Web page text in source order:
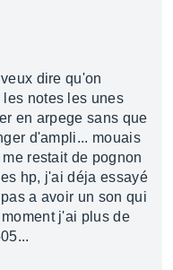
dire qu'on
notes les unes
en arpege sans que
d'ampli... mouais
restait de pognon
hp, j'ai déja essayé
a avoir un son qui
j'ai plus de